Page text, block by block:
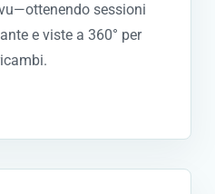
sessioni
e viste a 360° per